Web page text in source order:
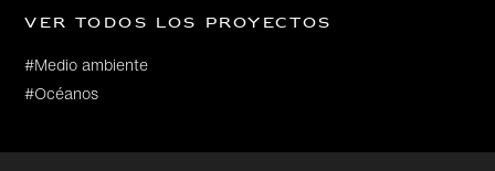
Ver todos los proyectos
#Medio ambiente
#Océanos